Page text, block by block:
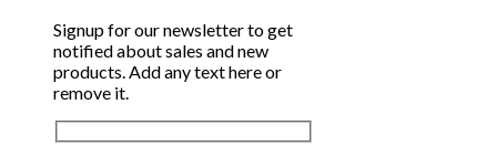
Signup for our newsletter to get
notified about sales and new
products. Add any text here or
remove it.